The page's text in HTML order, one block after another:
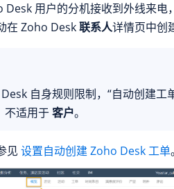
Desk 用户的分机接收到外线来电
在 Zoho Desk联系人详情页中创
自身规则限制，“自动创建工
不适用于客户。
见 设置自动创建 Zoho Desk 工单